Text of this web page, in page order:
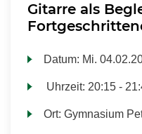
Gitarre als
Datum: Mi.
Uhrzeit: 20:15 -
Ort:Gymnasium